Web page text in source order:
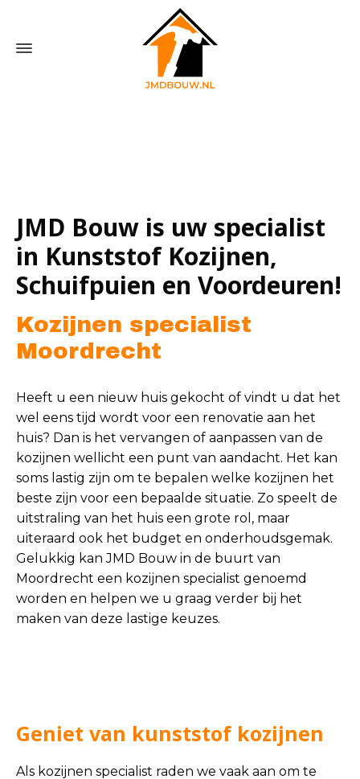
JMD Bouw is uw specialist
in Kunststof Kozijnen,
Schuifpuien en Voordeuren!
Kozijnen specialist
Moordrecht
Heeft u een nieuw huis gekocht of vindt u dat het
wel eens tijd wordt voor een renovatie aan het
huis? Dan is het vervangen of aanpassen van de
kozijnen wellicht een punt van aandacht. Het kan
soms lastig zijn om te bepalen welke kozijnen het
beste zijn voor een bepaalde situatie. Zo speelt de
uitstraling van het huis een grote rol, maar
uiteraard ook het budget en onderhoudsgemak.
Gelukkig kan JMD Bouw in de buurt van
Moordrecht een kozijnen specialist genoemd
worden en helpen we u graag verder bij het
maken van deze lastige keuzes.
Geniet van kunststof kozijnen
Als kozijnen specialist raden we vaak aan om te